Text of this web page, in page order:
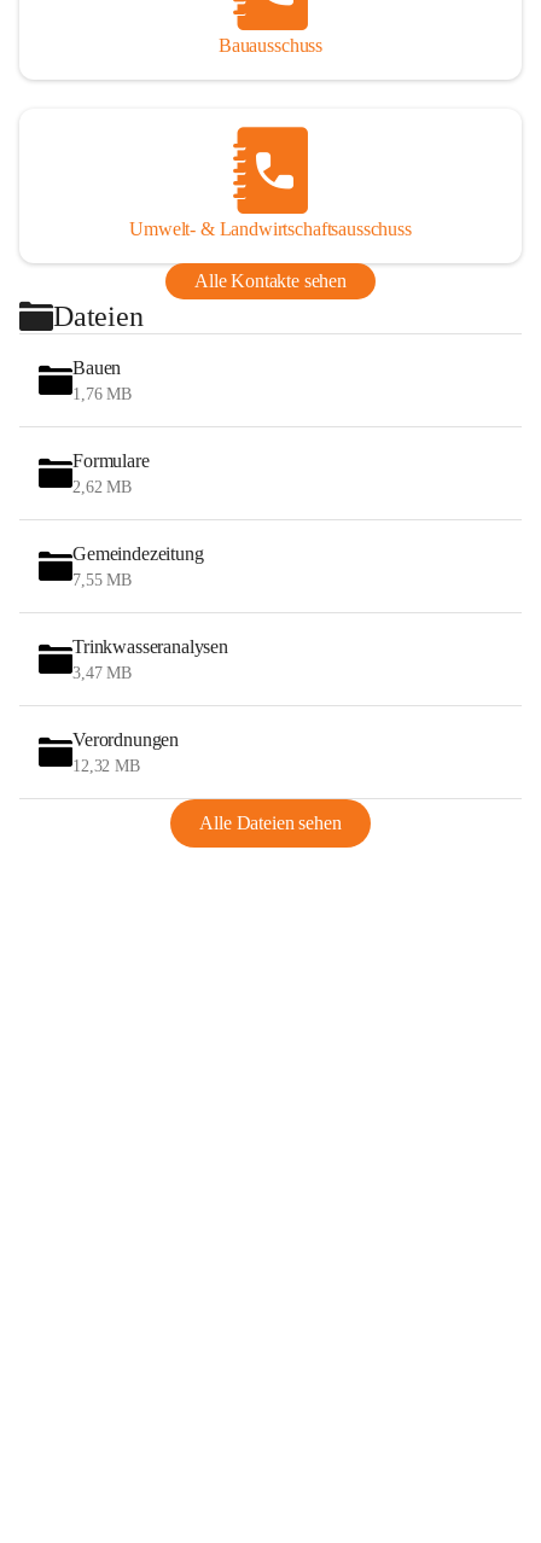
Bauausschuss
Umwelt- & Landwirtschaftsausschuss
Alle Kontakte sehen
Dateien
Bauen
1,76 MB
Formulare
2,62 MB
Gemeindezeitung
7,55 MB
Trinkwasseranalysen
3,47 MB
Verordnungen
12,32 MB
Alle Dateien sehen